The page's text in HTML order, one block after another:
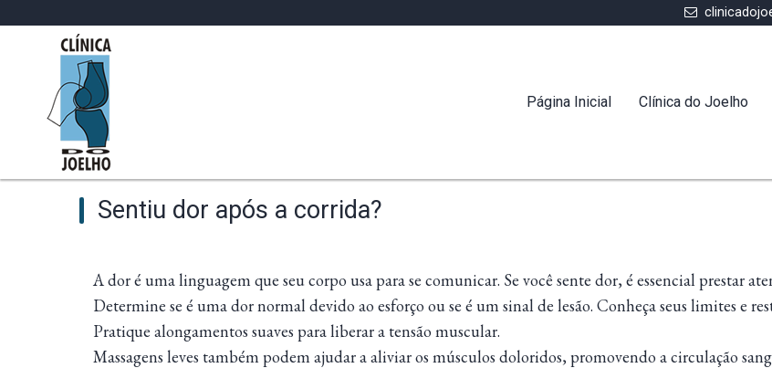
Página Inicial Clínica do Joelho
Sentiu dor após a corrida?
A dor é uma linguagem que seu corpo usa para se comunicar. Se você sente dor, é essencial prestar
Determine se é uma dor normal devido ao esforço ou se é um sinal de lesão. Conheça seus limites e
Pratique alongamentos suaves para liberar a tensão muscular.
Massagens leves também podem ajudar a aliviar os músculos doloridos, promovendo a circulação